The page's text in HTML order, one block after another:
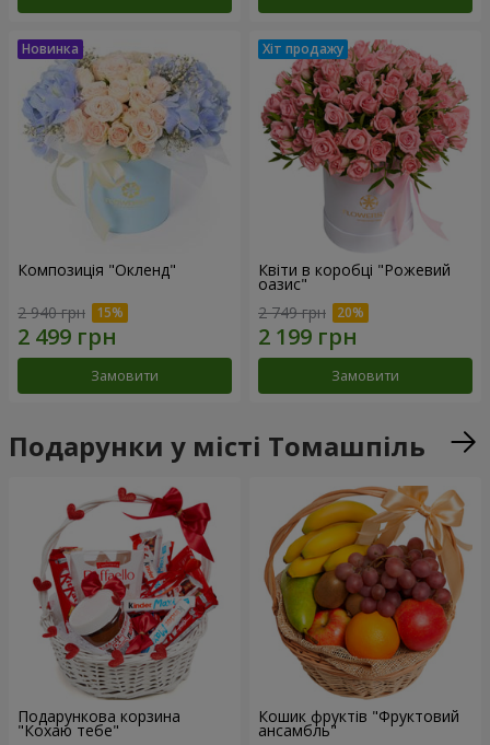
Композиція "Окленд"
2 940 грн
Замовити
Квіти в коробці "Рожевий
оазис"
2 749 грн
Замовити
Подарунки у місті Томашпіль
Подарункова корзина
"Кохаю тебе"
Кошик фруктів "Фруктовий
ансамбль"